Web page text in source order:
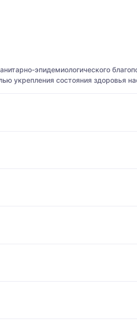
эпидемиологического
укрепления состояния здоровья